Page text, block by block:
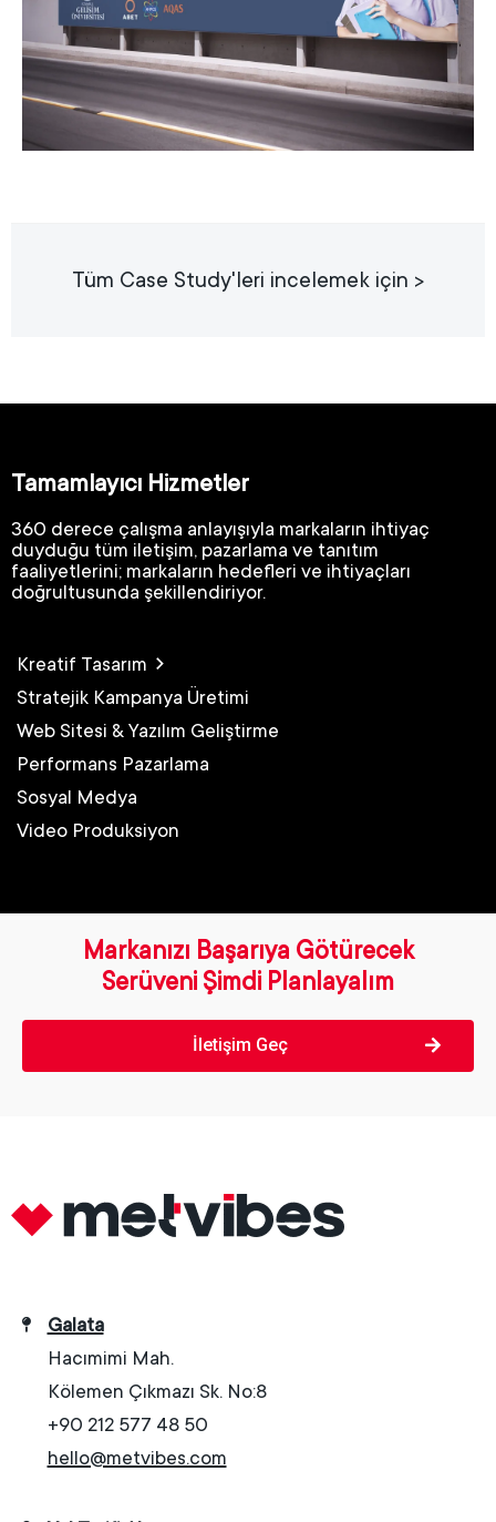
Tüm Case Study'leri incelemek için >
Tamamlayıcı Hizmetler
360 derece çalışma anlayışıyla markaların ihtiyaç
duyduğu tüm iletişim, pazarlama ve tanıtım
faaliyetlerini; markaların hedefleri ve ihtiyaçları
doğrultusunda şekillendiriyor.
Kreatif Tasarım
Stratejik Kampanya Üretimi
Web Sitesi & Yazılım Geliştirme
Performans Pazarlama
Sosyal Medya
Video Produksiyon
Markanızı Başarıya Götürecek
Serüveni Şimdi Planlayalım
İletişim Geç
Galata
Hacımimi Mah.
Kölemen Çıkmazı Sk. No:8
+90 212 577 48 50
hello@metvibes.com